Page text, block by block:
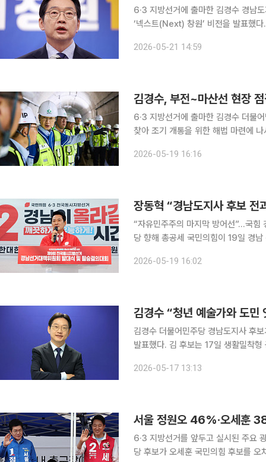
6·3 지방선거에 출마한 김경수 경남
‘넥스트(Next) 창원’ 비전을 발표했다. 김 후보는 이날 경남도청 프레스센터에서 ‘기술과 문화
화를 연결해 창원의 다음 100년을 준
2026-05-21 14:59
김경수, 부전~마산선 현장
6·3 지방선거에 출마한 김경수 더불
찾아 조기 개통을 위한 해법 마련에 나서겠다고 밝혔다. 김 후보
교통위원장과 허성무·민홍철·전용기
2026-05-19 16:16
장동혁 “경남도지사 후보
“자유민주주의 마지막 방어선”…국힘
당 향해 총공세 국민의힘이 19일 경남 선거대책위원회 회의 및 필승결의대회를 열고 지방선거 승리
2026-05-19 16:02
김경수 “청년 예술가와 도민
김경수 더불어민주당 경남도지사 후
발표했다. 김 후보는 17일 생활밀착형 공약 시리즈 ‘가려운 곳부터 착착’ 12호 공약으로 소규모 원데
도민을 1대1에서 최대 1대4 규모로 연
2026-05-17 13:13
서울 정원오 46%·오세훈
6·3 지방선거를 앞두고 실시된 주요
당 후보가 오세훈 국민의힘 후보를 오